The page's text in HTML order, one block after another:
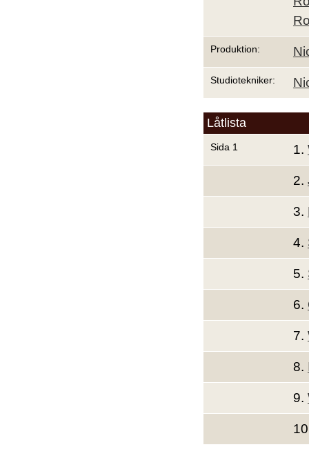
Produktion:
Studiotekniker:
Låtlista
Sida 1 1.
2.
3.
4.
5.
6.
7.
8.
9.